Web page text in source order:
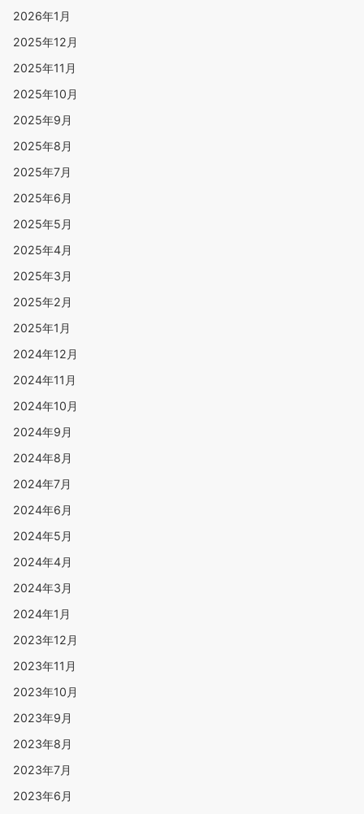
2026年1月
2025年12月
2025年11月
2025年10月
2025年9月
2025年8月
2025年7月
2025年6月
2025年5月
2025年4月
2025年3月
2025年2月
2025年1月
2024年12月
2024年11月
2024年10月
2024年9月
2024年8月
2024年7月
2024年6月
2024年5月
2024年4月
2024年3月
2024年1月
2023年12月
2023年11月
2023年10月
2023年9月
2023年8月
2023年7月
2023年6月